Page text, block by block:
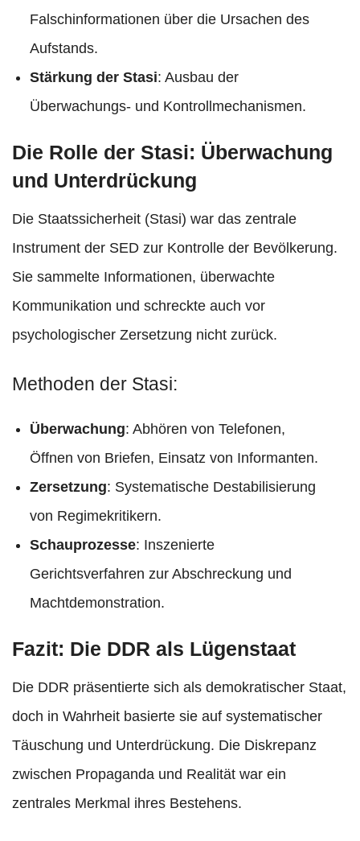
Falschinformationen über die Ursachen des
Aufstands.
Stärkung der Stasi: Ausbau der
Überwachungs- und Kontrollmechanismen.​
Die Rolle der Stasi: Überwachung
und Unterdrückung
Die Staatssicherheit (Stasi) war das zentrale
Instrument der SED zur Kontrolle der Bevölkerung.
Sie sammelte Informationen, überwachte
Kommunikation und schreckte auch vor
psychologischer Zersetzung nicht zurück.​
Methoden der Stasi:
Überwachung: Abhören von Telefonen,
Öffnen von Briefen, Einsatz von Informanten.
Zersetzung: Systematische Destabilisierung
von Regimekritikern.
Schauprozesse: Inszenierte
Gerichtsverfahren zur Abschreckung und
Machtdemonstration.​
Fazit: Die DDR als Lügenstaat
Die DDR präsentierte sich als demokratischer Staat,
doch in Wahrheit basierte sie auf systematischer
Täuschung und Unterdrückung. Die Diskrepanz
zwischen Propaganda und Realität war ein
zentrales Merkmal ihres Bestehens.​